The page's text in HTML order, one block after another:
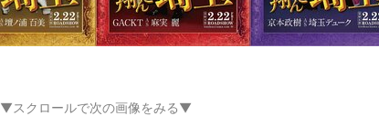
▼スクロールで次の画像をみる▼